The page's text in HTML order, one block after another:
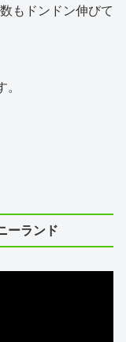
もドンドン伸びて
ーランド